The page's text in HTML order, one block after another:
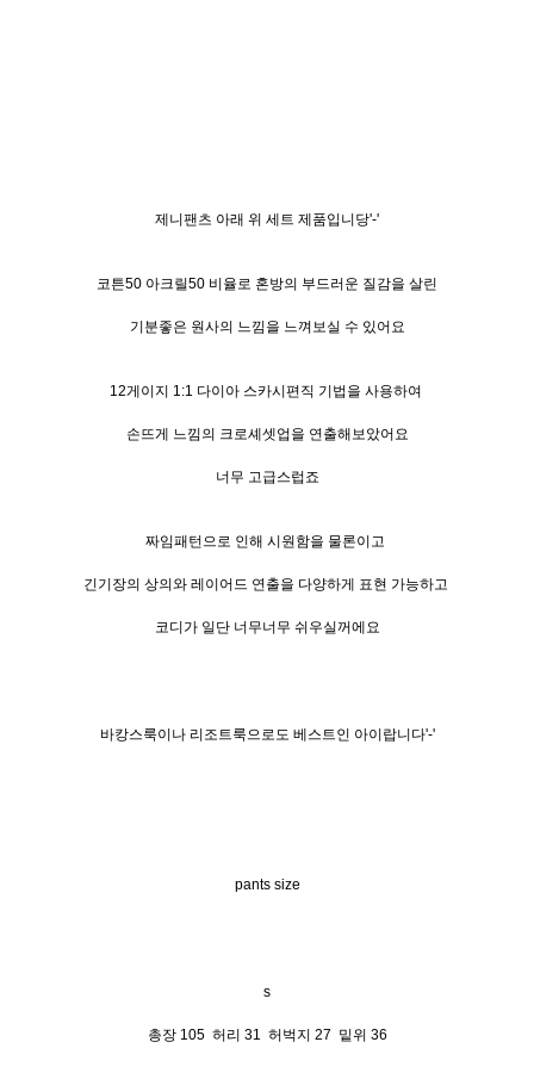
제니팬츠 아래 위 세트 제품입니당'-'
코튼50 아크릴50 비율로 혼방의 부드러운 질감을 살린
기분좋은 원사의 느낌을 느껴보실 수 있어요
12게이지 1:1 다이아 스카시편직 기법을 사용하여
손뜨게 느낌의 크로셰셋업을 연출해보았어요
너무 고급스럽죠
짜임패턴으로 인해 시원함을 물론이고
긴기장의 상의와 레이어드 연출을 다양하게 표현 가능하고
코디가 일단 너무너무 쉬우실꺼에요
바캉스룩이나 리조트룩으로도 베스트인 아이랍니다'-'
pants size
s
총장 105 허리 31 허벅지 27 밑위 36